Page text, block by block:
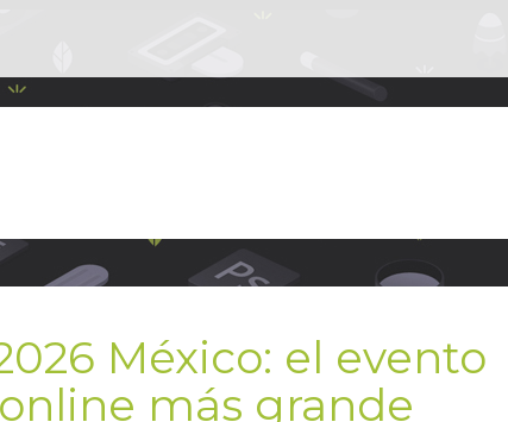
México: el evento
más grande